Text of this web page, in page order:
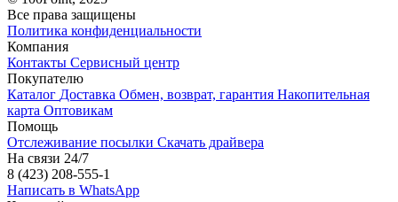
Все права защищены
Политика конфиденциальности
Компания
Контакты Сервисный центр
Покупателю
Каталог Доставка Обмен, возврат, гарантия Накопительная
карта Оптовикам
Помощь
Отслеживание посылки Скачать драйвера
На связи 24/7
8 (423) 208-555-1
Написать в WhatsApp